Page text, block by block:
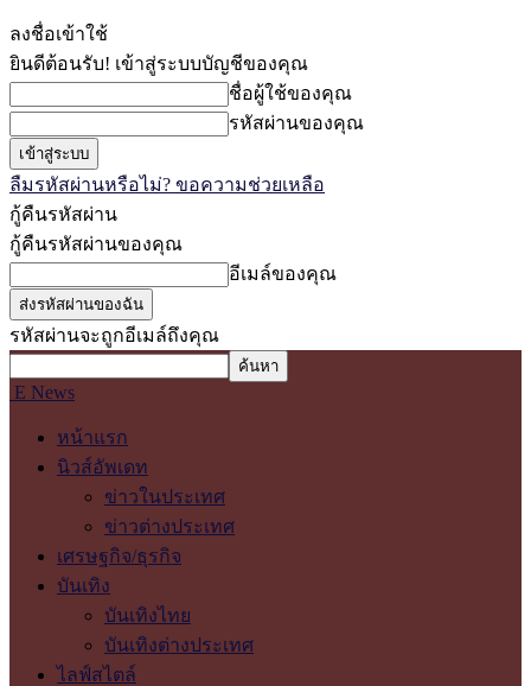
ลงชื่อเข้าใช้
ยินดีต้อนรับ! เข้าสู่ระบบบัญชีของคุณ
ชื่อผู้ใช้ของคุณ
รหัสผ่านของคุณ
ลืมรหัสผ่านหรือไม่? ขอความช่วยเหลือ
กู้คืนรหัสผ่าน
กู้คืนรหัสผ่านของคุณ
อีเมล์ของคุณ
รหัสผ่านจะถูกอีเมล์ถึงคุณ
E News
หน้าแรก
นิวส์อัพเดท
ข่าวในประเทศ
ข่าวต่างประเทศ
เศรษฐกิจ/ธุรกิจ
บันเทิง
บันเทิงไทย
บันเทิงต่างประเทศ
ไลฟ์สไตล์